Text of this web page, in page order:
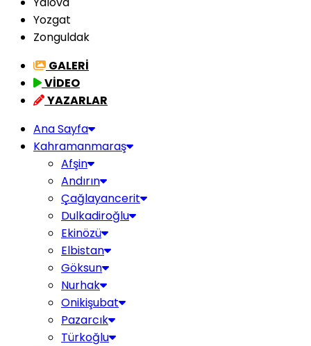
Yozgat
Zonguldak
GALERİ
VİDEO
YAZARLAR
Ana Sayfa
Kahramanmaraş
Afşin
Andırın
Çağlayancerit
Dulkadiroğlu
Ekinözü
Elbistan
Göksun
Nurhak
Onikişubat
Pazarcık
Türkoğlu